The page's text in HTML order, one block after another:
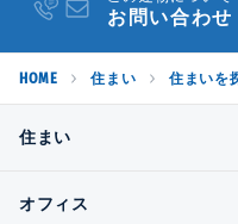
お問い合わせ
HOME 住まい 住まいを
住まい
オフィス